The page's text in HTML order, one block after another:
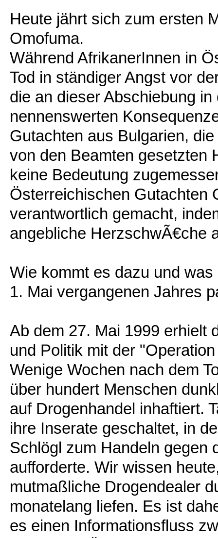
Heute jährt sich zum ersten
Omofuma.
Während AfrikanerInnen in
Tod in ständiger Angst vor
die an dieser Abschiebung
nennenswerten
Gutachten aus Bulgarien,
von den Beamten gesetzten
keine Bedeutung
Österreichischen Gutachten
verantwortlich gemacht,
angebliche HerzschwÃ€che
Wie kommt es dazu und
1. Mai vergangenen Jahres
Ab dem 27. Mai 1999 erhielt
und Politik mit der
Wenige Wochen nach dem
über hundert Menschen
auf Drogenhandel inhaftiert.
ihre Inserate geschaltet, in
Schlögl zum Handeln gegen
aufforderte. Wir wissen
mutmaßliche Drogendealer
monatelang liefen. Es ist
es einen Informationsfluss